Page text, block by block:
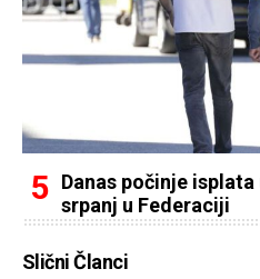
Danas počinje
srpanj u Federaciji
Slični Članci